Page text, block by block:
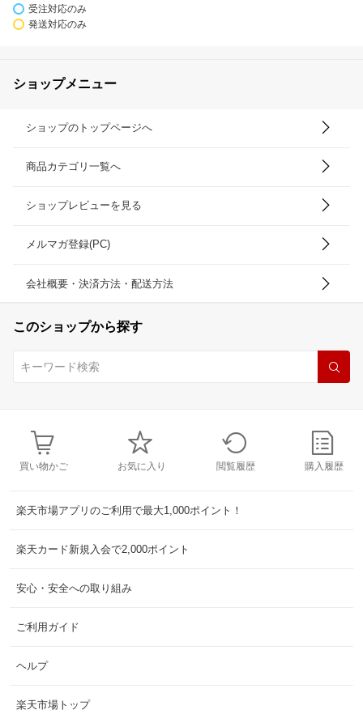
受注対応のみ
発送対応のみ
ショップメニュー
ショップのトップページへ
商品カテゴリ一覧へ
ショップレビューを見る
メルマガ登録(PC)
会社概要・決済方法・配送方法
このショップから探す
買い物かご お気に入り 閲覧履歴 購入履歴
楽天市場アプリのご利用で最大1,000ポイント！
楽天カード新規入会で2,000ポイント
安心・安全への取り組み
ご利用ガイド
ヘルプ
楽天市場トップ